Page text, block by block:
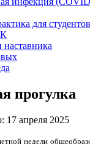
для
наставника
прогулка
17 апреля 2025
недели